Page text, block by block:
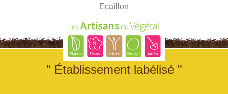
Ecaillon
" Établissement labélisé "